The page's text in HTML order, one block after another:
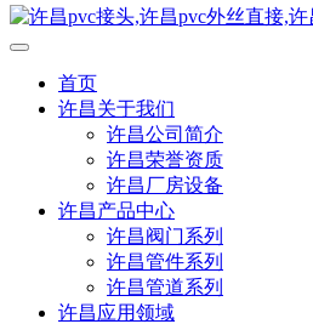
首页
许昌关于我们
许昌公司简介
许昌荣誉资质
许昌厂房设备
许昌产品中心
许昌阀门系列
许昌管件系列
许昌管道系列
许昌应用领域